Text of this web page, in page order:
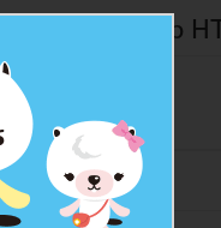
CELEC/inLab
クス
206450569